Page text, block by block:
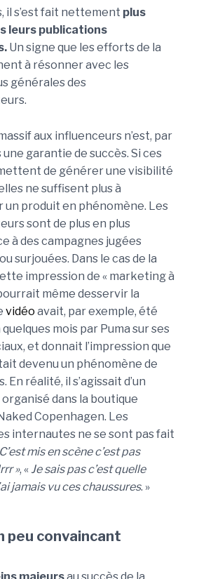
il s’est fait nettement plus
leurs publications
Un signe que les efforts de la
à résonner avec les
générales des
aux influenceurs n’est, par
une garantie de succès. Si ces
de générer une visibilité
ne suffisent plus à
produit en phénomène. Les
sont de plus en plus
à des campagnes jugées
surjouées. Dans le cas de la
impression de « marketing à
même desservir la
vidéo avait, par exemple, été
quelques mois par Puma sur ses
et donnait l’impression que
devenu un phénomène de
En réalité, il s’agissait d’un
dans la boutique
Copenhagen. Les
internautes ne se sont pas fait
mis en scène c’est pas
», « Je sais pas c’est quelle
jamais vu ces chaussures. »
peu convaincant
majeursau succès de la